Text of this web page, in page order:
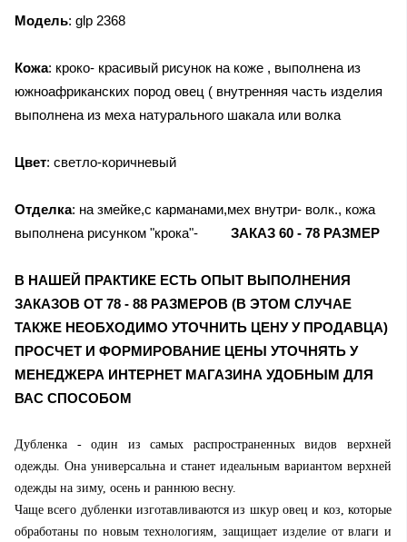
Модель: glp 2368
Кожа: кроко- красивый рисунок на коже , выполнена из
южноафриканских пород овец ( внутренняя часть изделия
выполнена из меха натурального шакала или волка
Цвет: светло-коричневый
Отделка: на змейке,с карманами,мех внутри- волк., кожа
выполнена рисунком "крока"- ЗАКАЗ 60 - 78 РАЗМЕР
В НАШЕЙ ПРАКТИКЕ ЕСТЬ ОПЫТ ВЫПОЛНЕНИЯ
ЗАКАЗОВ ОТ 78 - 88 РАЗМЕРОВ (В ЭТОМ СЛУЧАЕ
ТАКЖЕ НЕОБХОДИМО УТОЧНИТЬ ЦЕНУ У ПРОДАВЦА)
ПРОСЧЕТ И ФОРМИРОВАНИЕ ЦЕНЫ УТОЧНЯТЬ У
МЕНЕДЖЕРА ИНТЕРНЕТ МАГАЗИНА УДОБНЫМ ДЛЯ
ВАС СПОСОБОМ
Дубленка - один из самых распространенных видов верхней
одежды. Она универсальна и станет идеальным вариантом верхней
одежды на зиму, осень и раннюю весну.
Чаще всего дубленки изготавливаются из шкур овец и коз, которые
обработаны по новым технологиям, защищает изделие от влаги и